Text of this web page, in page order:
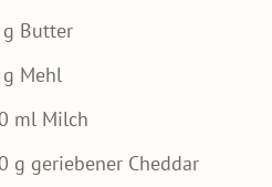
Butter
Mehl
ml Milch
g geriebener Cheddar